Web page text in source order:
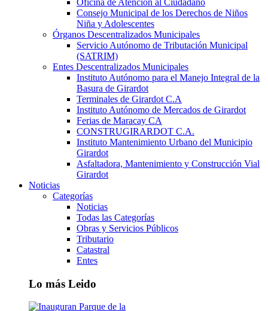
Oficina de Atención al Ciudadano
Consejo Municipal de los Derechos de Niños
Niña y Adolescentes
Órganos Descentralizados Municipales
Servicio Autónomo de Tributación Municipal
(SATRIM)
Entes Descentralizados Municipales
Instituto Autónomo para el Manejo Integral de la
Basura de Girardot
Terminales de Girardot C.A
Instituto Autónomo de Mercados de Girardot
Ferias de Maracay CA
CONSTRUGIRARDOT C.A.
Instituto Mantenimiento Urbano del Municipio
Girardot
Asfaltadora, Mantenimiento y Construcción Vial
Girardot
Noticias
Categorías
Noticias
Todas las Categorías
Obras y Servicios Públicos
Tributario
Catastral
Entes
Lo más Leido